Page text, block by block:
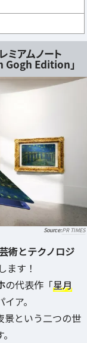
ミアムノート
Gogh Edition」
PR TIMES
術とテクノロジ
ます！
の代表作「星月
ア。
景という二つの世